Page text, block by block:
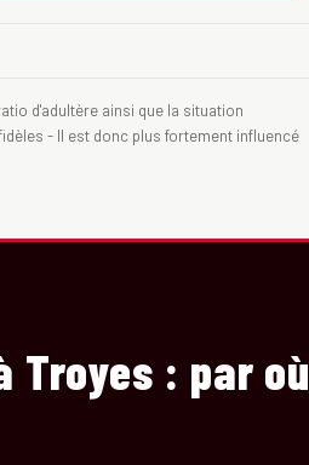
d'adultère ainsi que la situation
- Il est donc plus fortement influencé
Troyes : par où